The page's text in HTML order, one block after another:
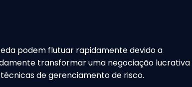
podem flutuar rapidamente devido a
transformar uma negociação lucrativa
de gerenciamento de risco.